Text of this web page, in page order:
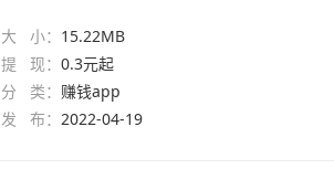
大 小： 15.22MB
提 现： 0.3元起
分 类： 赚钱app
发 布： 2022-04-19